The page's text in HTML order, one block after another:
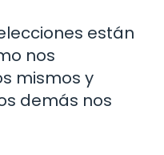
están
nos
mismos y
demás nos